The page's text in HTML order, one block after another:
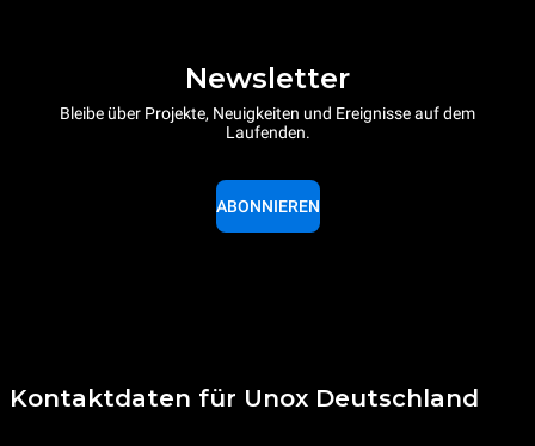
Newsletter
Bleibe über Projekte, Neuigkeiten und Ereignisse auf dem
Laufenden.
ABONNIEREN
Kontaktdaten für Unox Deutschland